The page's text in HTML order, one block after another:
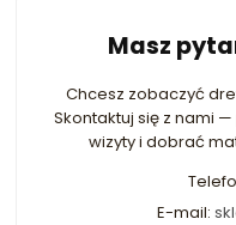
Masz
Chcesz zobaczyć
Skontaktuj się z nami
wizyty i dobrać
E-mail: